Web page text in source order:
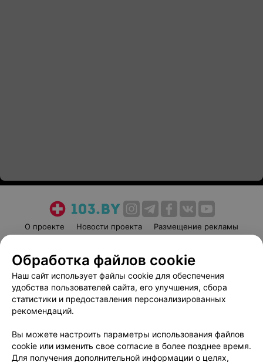
О проекте Новости проекта
Размещение рекламы
Пользовательское соглашение
Способы оплаты
Вакансии
Партнеры
Написать руководителю 103.by
Обработка персональных данных
Обработка файлов cookie
Наш сайт использует файлы cookie для обеспечения
удобства пользователей сайта, его улучшения, сбора
статистики и предоставления персонализированных
рекомендаций.
Вы можете настроить параметры использования файлов
cookie или изменить свое согласие в более позднее время.
Для получения дополнительной информации о целях,